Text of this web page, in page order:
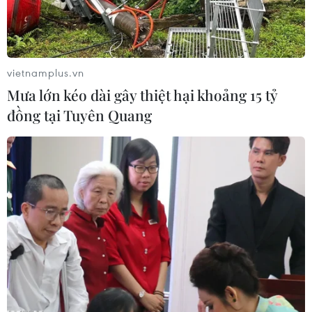
Trụ sở NATO tại Brussels, Bỉ. (Ảnh: Kyodo/TTXVN)
Ngày 16/6, Bộ Quốc phòng Thổ Nhĩ Kỳ thông báo
Tổ chức Hiệp ước Bắc Đại Tây Dương (NATO) sẽ
triển khai một hệ thống phòng không tên lửa
SAMP-T của Italy tại tỉnh Konya, miền Trung
vietnamplus.vn
Mưa lớn kéo dài gây thiệt hại khoảng 15 tỷ
đồng tại Tuyên Quang